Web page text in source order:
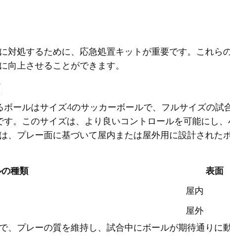
対処するために、応急処置キットが重要です。これら
向上させることができます。
ールはサイズ4のサッカーボールで、フルサイズの試
。このサイズは、より良いコントロールを可能にし、
、プレー面に基づいて屋内または屋外用に設計された
種類
表面
屋内
屋外
、プレーの質を維持し、試合中にボールが期待通りに